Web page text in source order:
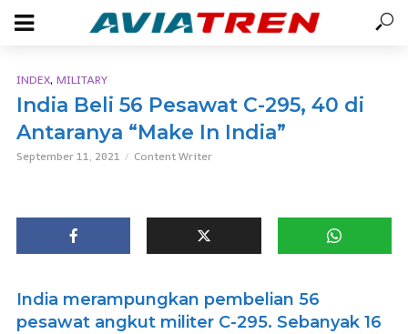
INDEX, MILITARY
India Beli 56 Pesawat C-295, 40 di
Antaranya “Make In India”
September 11, 2021 Content Writer
India merampungkan pembelian 56
pesawat angkut militer C-295. Sebanyak 16